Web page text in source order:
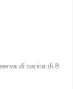
di carica di 8